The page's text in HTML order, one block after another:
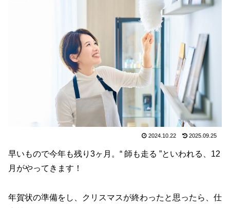
2024.10.22 2025.09.25
早いもので今年も残り3ヶ月。“ 師も走る ”といわれる、12
月がやってきます！
年賀状の準備をし、クリスマスが終わったと思ったら、仕